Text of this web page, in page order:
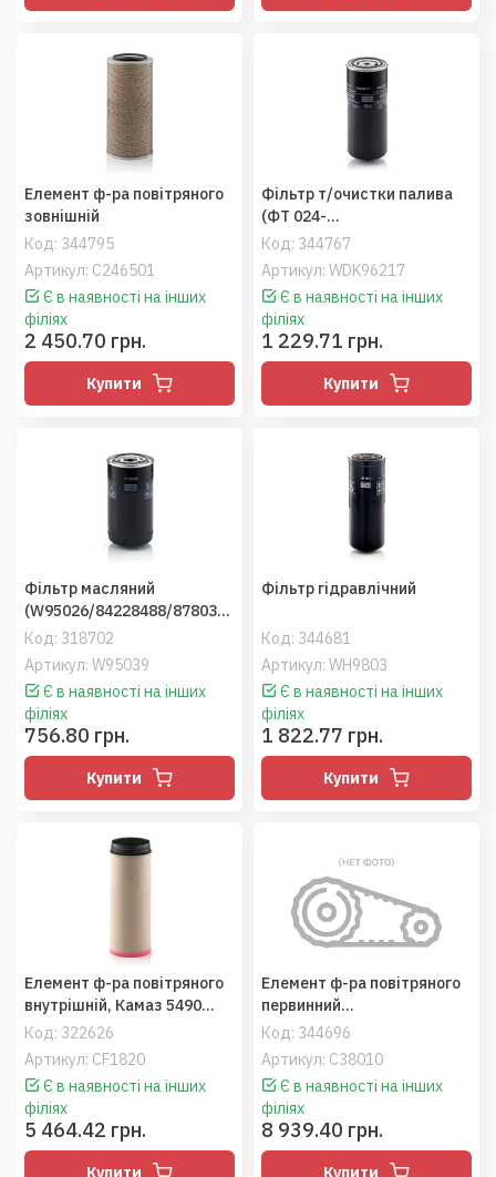
Код: 344795
Артикул: C246501
Елемент ф-ра повітряного
зовнішній
Є в наявності на інших
філіях
2 450.70 грн.
Купити
Код: 344767
Артикул: WDK96217
Фільтр т/очистки палива
(ФТ 024-
1117010/1931100/84597064
/657288/504199551/580136
4481), CX8080 (MANN)
Є в наявності на інших
філіях
1 229.71 грн.
Купити
Код: 318702
Артикул: W95039
Фільтр масляний
(W95026/84228488/8780326
0/84228510/87803261/2854
750), NH TC5080 (MANN)
Є в наявності на інших
філіях
756.80 грн.
Купити
Код: 344681
Артикул: WH9803
Фільтр гідравлiчний
Є в наявності на інших
філіях
1 822.77 грн.
Купити
Код: 322626
Артикул: CF1820
Елемент ф-ра повітряного
внутрішній, Камаз 5490
(MANN)
Є в наявності на інших
філіях
5 464.42 грн.
Купити
Код: 344696
Артикул: C38010
Елемент ф-ра повітряного
первинний
(84191182/87356545),
MX340/T8390 (MANN)
Є в наявності на інших
філіях
8 939.40 грн.
Купити